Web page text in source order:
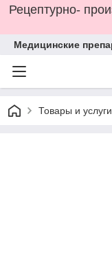
Рецептурно-
Медицинские
Товары и услуги